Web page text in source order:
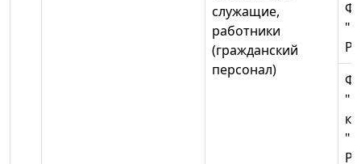
служащие,
работники
(гражданский
персонал)